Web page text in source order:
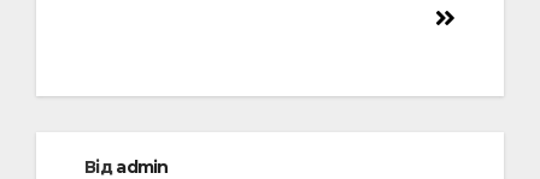
Відadmin